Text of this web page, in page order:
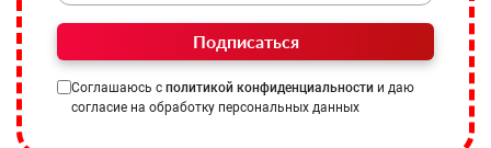
Подписаться
Соглашаюсь с политикой конфиденциальности и даю
согласие на обработку персональных данных